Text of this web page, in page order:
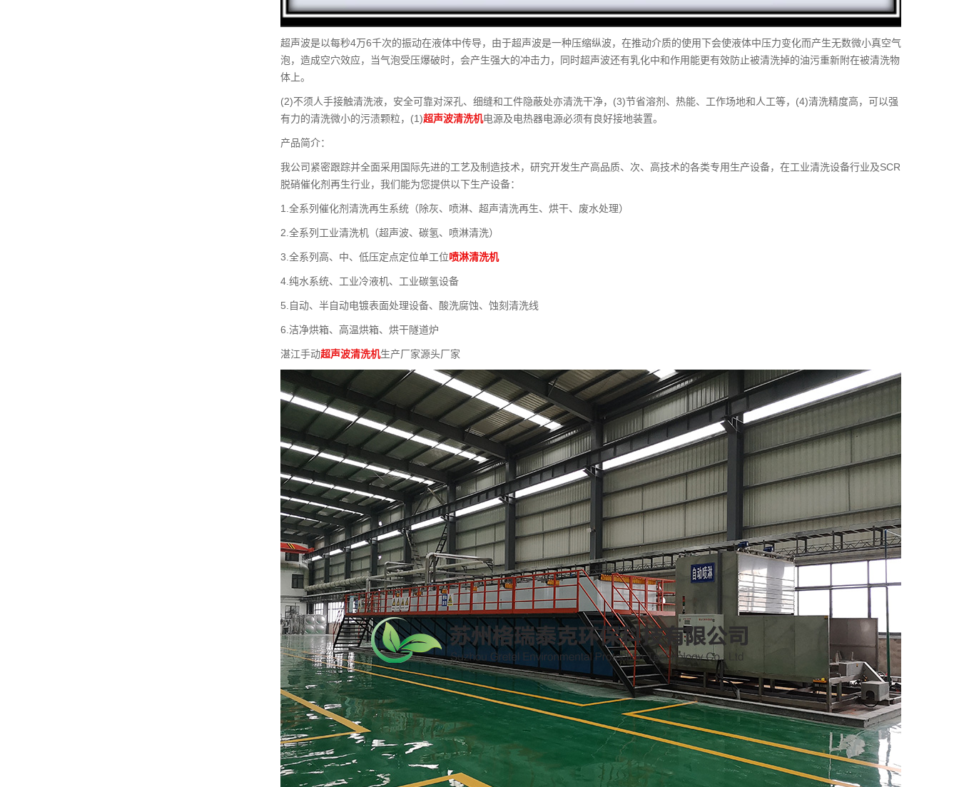
超声波是以每秒4万6千次的振动在液体中传导，由于超声波是一种压缩纵波，在推动介质的使用下会使液体中压力变化而产生无数微小真空气
泡，造成空穴效应，当气泡受压爆破时，会产生强大的冲击力，同时超声波还有乳化中和作用能更有效防止被清洗掉的油污重新附在被清洗物
体上。
(2)不须人手接触清洗液，安全可靠对深孔、细缝和工件隐蔽处亦清洗干净，(3)节省溶剂、热能、工作场地和人工等，(4)清洗精度高，可以强
有力的清洗微小的污渍颗粒，(1)超声波清洗机电源及电热器电源必须有良好接地装置。
产品简介：
我公司紧密跟踪并全面采用国际先进的工艺及制造技术，研究开发生产高品质、次、高技术的各类专用生产设备，在工业清洗设备行业及SCR
脱硝催化剂再生行业，我们能为您提供以下生产设备：
1.全系列催化剂清洗再生系统（除灰、喷淋、超声清洗再生、烘干、废水处理）
2.全系列工业清洗机（超声波、碳氢、喷淋清洗）
3.全系列高、中、低压定点定位单工位喷淋清洗机
4.纯水系统、工业冷液机、工业碳氢设备
5.自动、半自动电镀表面处理设备、酸洗腐蚀、蚀刻清洗线
6.洁净烘箱、高温烘箱、烘干隧道炉
湛江手动超声波清洗机生产厂家源头厂家